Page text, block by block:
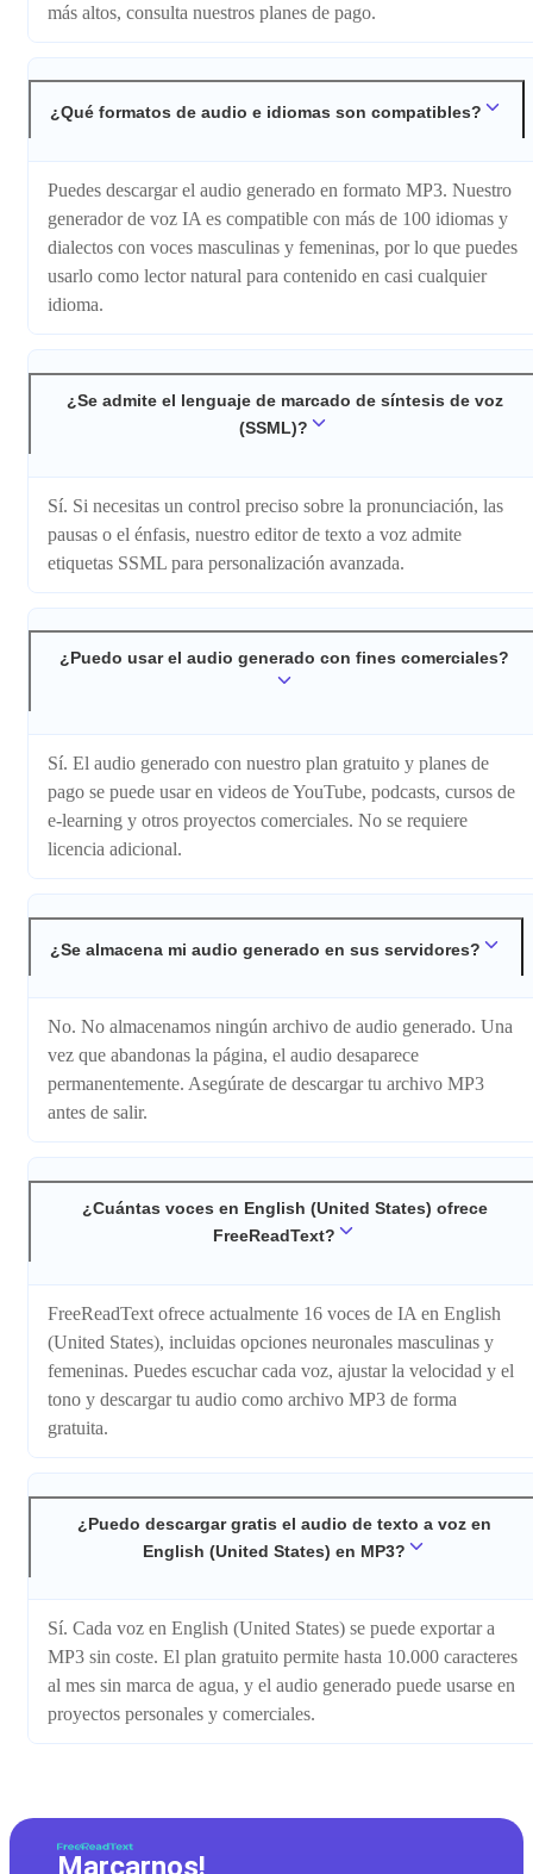
más altos, consulta nuestros planes de pago.
¿Qué formatos de audio e idiomas son compatibles?
Puedes descargar el audio generado en formato MP3. Nuestro
generador de voz IA es compatible con más de 100 idiomas y
dialectos con voces masculinas y femeninas, por lo que puedes
usarlo como lector natural para contenido en casi cualquier
idioma.
¿Se admite el lenguaje de marcado de síntesis de voz
(SSML)?
Sí. Si necesitas un control preciso sobre la pronunciación, las
pausas o el énfasis, nuestro editor de texto a voz admite
etiquetas SSML para personalización avanzada.
¿Puedo usar el audio generado con fines comerciales?
Sí. El audio generado con nuestro plan gratuito y planes de
pago se puede usar en videos de YouTube, podcasts, cursos de
e-learning y otros proyectos comerciales. No se requiere
licencia adicional.
¿Se almacena mi audio generado en sus servidores?
No. No almacenamos ningún archivo de audio generado. Una
vez que abandonas la página, el audio desaparece
permanentemente. Asegúrate de descargar tu archivo MP3
antes de salir.
¿Cuántas voces en English (United States) ofrece
FreeReadText?
FreeReadText ofrece actualmente 16 voces de IA en English
(United States), incluidas opciones neuronales masculinas y
femeninas. Puedes escuchar cada voz, ajustar la velocidad y el
tono y descargar tu audio como archivo MP3 de forma
gratuita.
¿Puedo descargar gratis el audio de texto a voz en
English (United States) en MP3?
Sí. Cada voz en English (United States) se puede exportar a
MP3 sin coste. El plan gratuito permite hasta 10.000 caracteres
al mes sin marca de agua, y el audio generado puede usarse en
proyectos personales y comerciales.
Marcarnos!